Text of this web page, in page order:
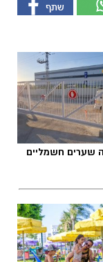
שערים חשמליים